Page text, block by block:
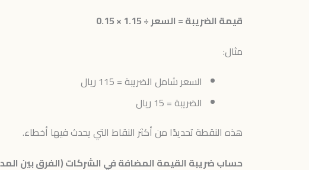
قيمة الضريبة = السعر ÷ 1.15 × 0.15
مثال:
السعر شامل الضريبة = 115 ريال
الضريبة = 15 ريال
هذه النقطة تحديدًا من أكثر النقاط التي يحدث فيها أخطاء.
حساب ضريبة القيمة المضافة في الشركات (الفرق بين